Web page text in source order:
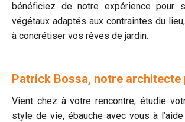
bénéficiez de notre expérience pour
végétaux adaptés aux contraintes du
à concrétiser vos rêves de jardin.
Patrick Bossa, notre architecte
Vient chez à votre rencontre, étudie
style de vie, ébauche avec vous à